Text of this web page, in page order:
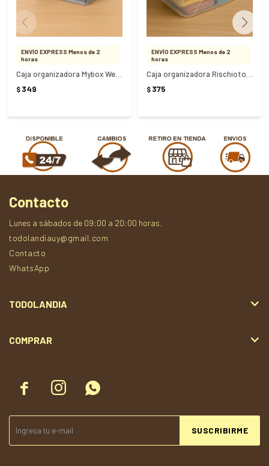
ENVÍO EXPRESS Menos de 2
horas
$ 349
ENVÍO EXPRESS Menos de 2
horas
$ 375
  
SUSCRIBIRME
Contacto
Lunes a sábados de 09:00 a 20:00 horas.
todolandiauy@gmail.com
Contacto
WhatsApp
TODOLANDIA
COMPRAR